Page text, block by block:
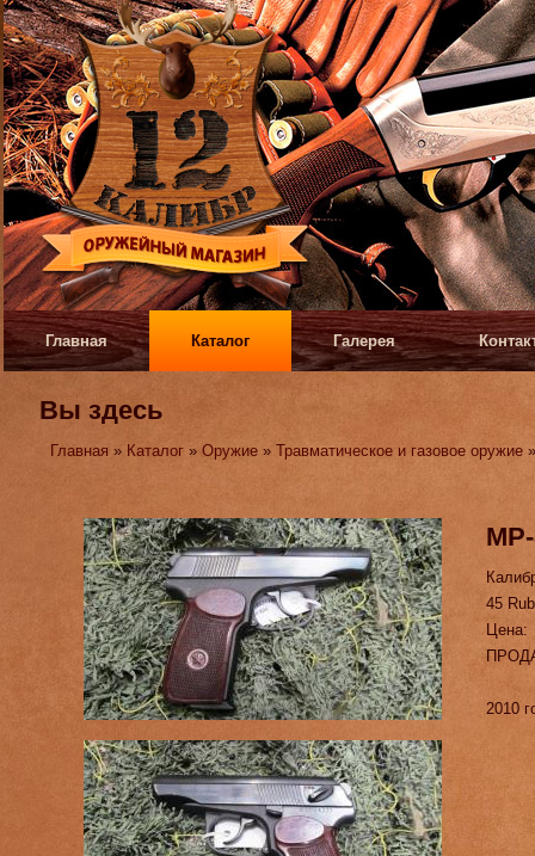
Главная Каталог Галерея
Вы здесь
Главная » Каталог »Оружие »Травматическое и газовое оружие
МР-
45
Цена:
2010